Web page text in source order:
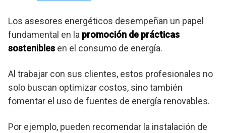
Los asesores energéticos desempeñan un papel
fundamental en la promoción de prácticas
sostenibles en el consumo de energía.
Al trabajar con sus clientes, estos profesionales no
solo buscan optimizar costos, sino también
fomentar el uso de fuentes de energía renovables.
Por ejemplo, pueden recomendar la instalación de